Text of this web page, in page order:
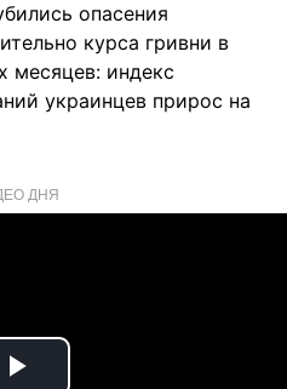
опасения
курса гривни в
месяцев: индекс
украинцев прирос на
ДНЯ